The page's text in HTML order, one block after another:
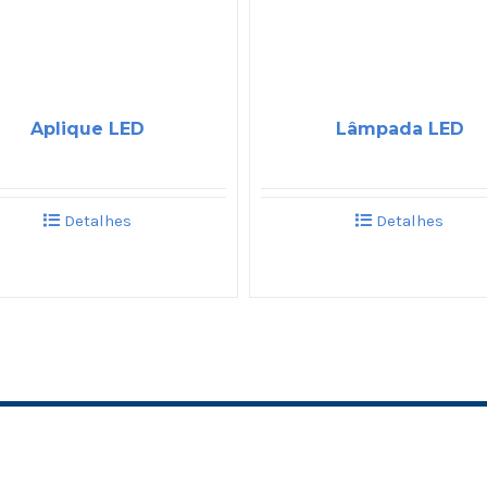
Aplique LED
Detalhes
Lâmpada LED
Detalhes